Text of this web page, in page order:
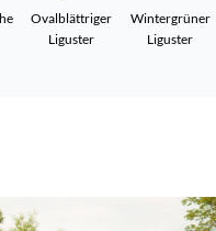
Ovalblättriger
Liguster
Wintergrüner
Liguster